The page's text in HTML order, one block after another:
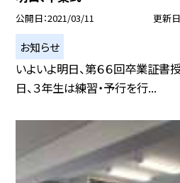
公開日 2021/03/11 更新日
お知らせ
いよいよ明日、第６６回卒業証書
日、３年生は練習・予行を行...